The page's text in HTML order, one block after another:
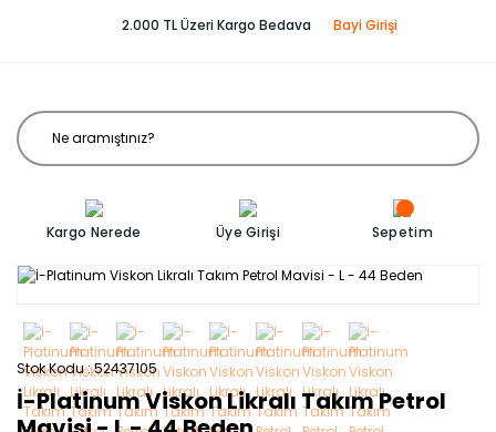
2.000 TL Üzeri Kargo Bedava Bayi Girişi
Kargo Nerede Üye Girişi Sepetim
Stok Kodu 52437105
İ-Platinum Viskon Likralı Takım Petrol